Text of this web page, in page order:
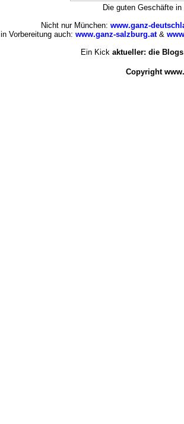
Die guten Geschäfte
Nicht nur München: www.ganz-
in Vorbereitung auch: www.ganz-salzburg.at&
Ein Kick aktueller: die Blogs
Copyright